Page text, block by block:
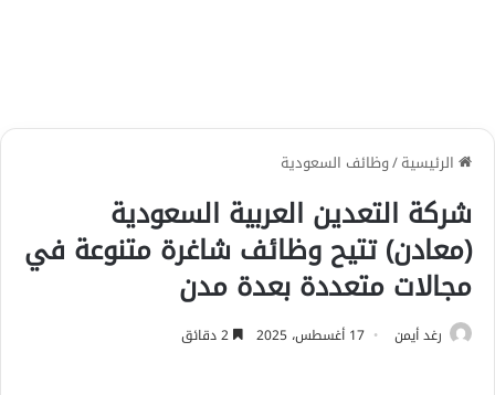
الرئيسية/وظائف السعودية
شركة التعدين العربية السعودية
(معادن) تتيح وظائف شاغرة متنوعة في
مجالات متعددة بعدة مدن
رغد أيمن 17 أغسطس، 2025